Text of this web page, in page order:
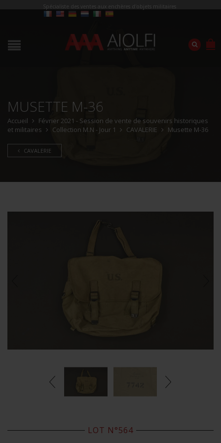
Spécialiste des ventes aux enchères d'objets militaires
MUSETTE M-36
Accueil
Février 2021 - Session de vente de souvenirs historiques
et militaires
Collection M.N - Jour 1 CAVALERIE Musette M-36
CAVALERIE
LOT N°564